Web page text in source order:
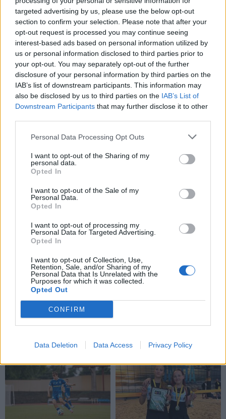
targeted advertising by us, please use the below opt-out
section to confirm your selection. Please note that after your
opt-out request is processed you may continue seeing
interest-based ads based on personal information utilized by
us or personal information disclosed to third parties prior to
your opt-out. You may separately opt-out of the further
disclosure of your personal information by third parties on the
IAB’s list of downstream participants. This information may
also be disclosed by us to third parties on the IAB’s List of
Downstream Participants that may further disclose it to other
Personal Data Processing Opt Outs
I want to opt-out of the Sharing of my
personal data.
Opted In
I want to opt-out of the Sale of my
Personal Data.
Opted In
I want to opt-out of processing my
Personal Data for Targeted Advertising.
Opted In
I want to opt-out of Collection, Use,
Retention, Sale, and/or Sharing of my
Personal Data that Is Unrelated with the
Purposes for which it was collected.
Opted Out
CONFIRM
Data Deletion Data Access Privacy Policy
TAIP PAT SKAITYKITE
Sportas
Aiškėja Modesto
pastatymo data:
nuomonę apie ją išsakė ir
Sportas
čempionai: Juodkrantėje
Sportas
Lietuvos čempionų
klaipėdiečių sveikata